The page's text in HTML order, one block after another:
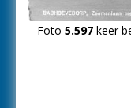
Foto 5.597keer